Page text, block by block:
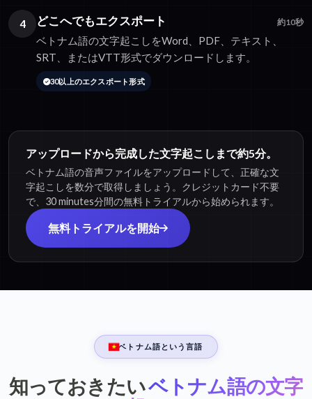
4 どこへでもエクスポート 約10秒
ベトナム語の文字起こしをWord、PDF、テキスト、
SRT、またはVTT形式でダウンロードします。
30以上のエクスポート形式
アップロードから完成した文字起こしまで約5分。
ベトナム語の音声ファイルをアップロードして、正確な文
字起こしを数分で取得しましょう。クレジットカード不要
で、30 minutes分間の無料トライアルから始められます。
無料トライアルを開始
ベトナム語という言語
知っておきたいベトナム語の文字